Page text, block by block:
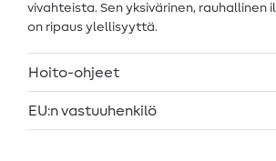
vivahteista. Sen yksivärinen,
on ripaus ylellisyyttä.
Hoito-ohjeet
EU:n vastuuhenkilö